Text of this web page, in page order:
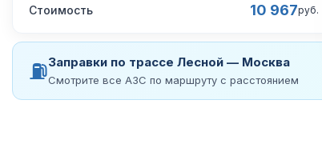
Стоимость 10 967руб.
⛽Заправки по трассе Лесной — Москва
Смотрите все АЗС по маршруту с расстоянием